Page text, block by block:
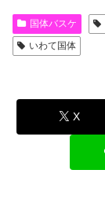
国体バスケ
いわて国体
X